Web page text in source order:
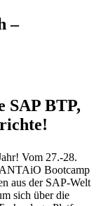
–
SAP BTP,
Vom 27.-28.
Bootcamp
aus der SAP-Welt
sich über die